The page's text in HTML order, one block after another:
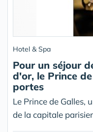
Hotel & Spa
Pour un séjour
d'or, le Prince
portes
Le Prince de Galles,
de la capitale